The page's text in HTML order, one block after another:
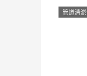
管道清淤